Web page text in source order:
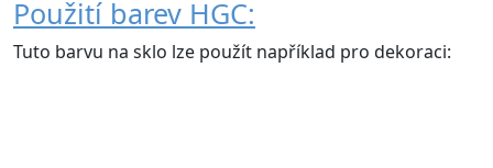
Použití barev HGC:
Tuto barvu na sklo lze použít například pro dekoraci: